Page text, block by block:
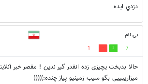
دزدي ايده
بی نام
7
1
حالا بدبخت یچیزی زده انقدر گیر ندین ! مقصر خبر
میزارییییی بگو سیب زمینیو پیاز چنده:)))))